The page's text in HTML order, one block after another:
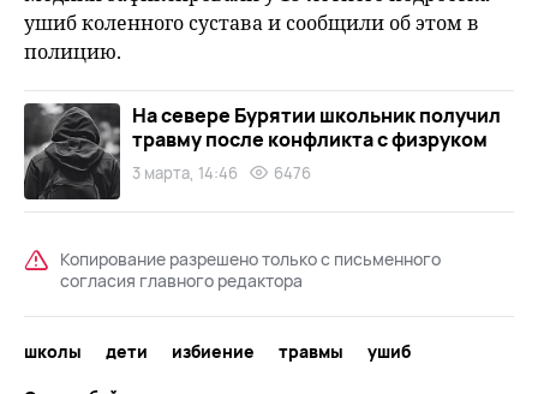
ушиб коленного сустава и сообщили об этом в
полицию.
На севере Бурятии школьник получил
травму после конфликта с физруком
3 марта, 14:46 6476
Копирование разрешено только с письменного
согласия главного редактора
школы дети избиение травмы
ушиб